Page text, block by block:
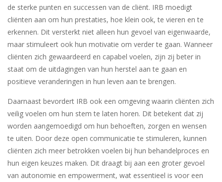
de sterke punten en successen van de cliënt. IRB moedigt
cliënten aan om hun prestaties, hoe klein ook, te vieren en te
erkennen. Dit versterkt niet alleen hun gevoel van eigenwaarde,
maar stimuleert ook hun motivatie om verder te gaan. Wanneer
cliënten zich gewaardeerd en capabel voelen, zijn zij beter in
staat om de uitdagingen van hun herstel aan te gaan en
positieve veranderingen in hun leven aan te brengen.
Daarnaast bevordert IRB ook een omgeving waarin cliënten zich
veilig voelen om hun stem te laten horen. Dit betekent dat zij
worden aangemoedigd om hun behoeften, zorgen en wensen
te uiten. Door deze open communicatie te stimuleren, kunnen
cliënten zich meer betrokken voelen bij hun behandelproces en
hun eigen keuzes maken. Dit draagt bij aan een groter gevoel
van autonomie en empowerment, wat essentieel is voor een